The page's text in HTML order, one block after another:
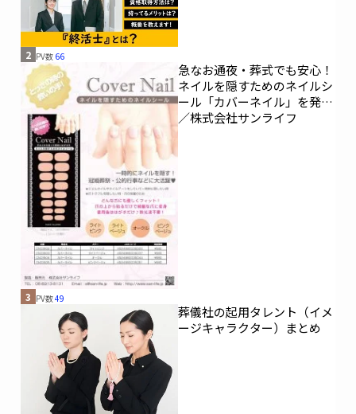
2 PV数 66
急なお通夜・葬式でも安心！
ネイルを隠すためのネイルシ
ール「カバーネイル」を発売
／株式会社サンライフ
3 PV数49
葬儀社の起用タレント（イメ
ージキャラクター）まとめ